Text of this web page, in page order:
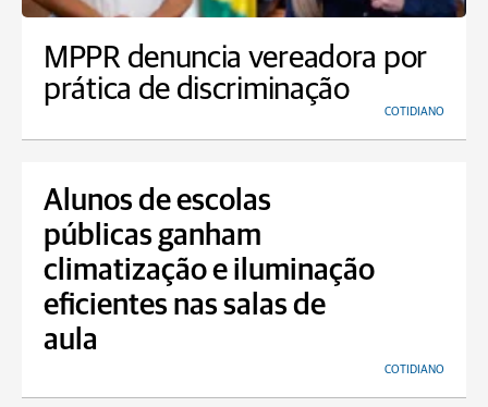
MPPR denuncia vereadora por
prática de discriminação
COTIDIANO
Alunos de escolas
públicas ganham
climatização e iluminação
eficientes nas salas de
aula
COTIDIANO